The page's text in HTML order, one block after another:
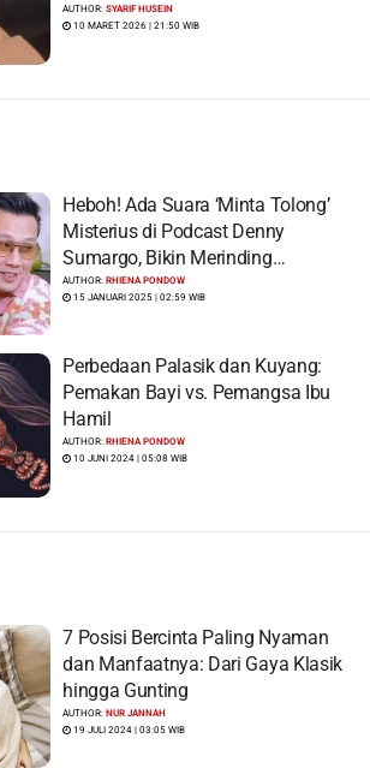
Viral
AUTHOR:SYARIF HUSEIN
10 MARET 2026 | 21:50 WIB
Heboh! Ada Suara ‘Minta Tolong’
Misterius di Podcast Denny
Sumargo, Bikin Merinding…
AUTHOR:RHIENA PONDOW
15 JANUARI 2025 | 02:59 WIB
Perbedaan Palasik dan Kuyang:
Pemakan Bayi vs. Pemangsa Ibu
Hamil
AUTHOR:RHIENA PONDOW
10 JUNI 2024 | 05:08 WIB
7 Posisi Bercinta Paling Nyaman
dan Manfaatnya: Dari Gaya Klasik
hingga Gunting
AUTHOR:NUR JANNAH
19 JULI 2024 | 03:05 WIB